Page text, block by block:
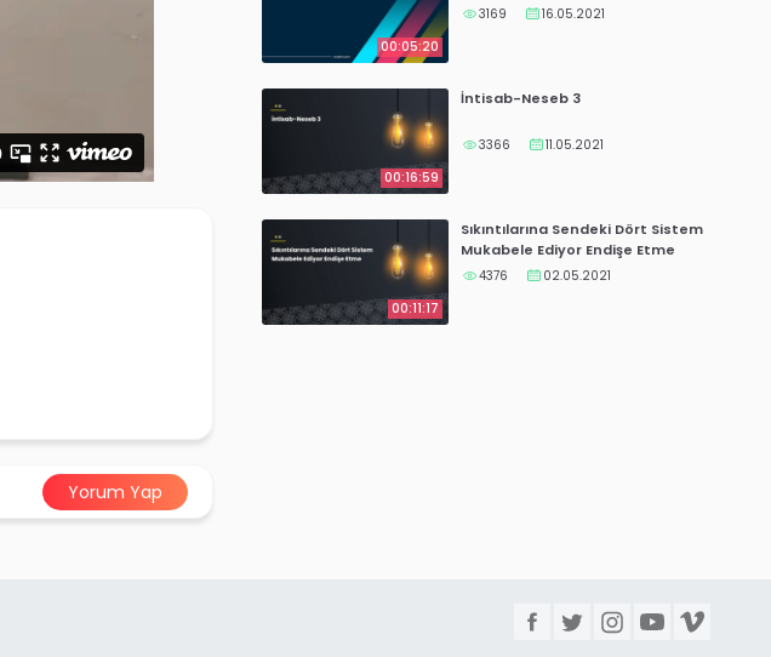
Yorum Yap
00:05:20
3169 16.05.2021
00:16:59
İntisab-Neseb 3
3366 11.05.2021
00:11:17
Sıkıntılarına Sendeki Dört Sistem
Mukabele Ediyor Endişe Etme
4376 02.05.2021